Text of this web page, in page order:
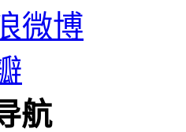
微博
航